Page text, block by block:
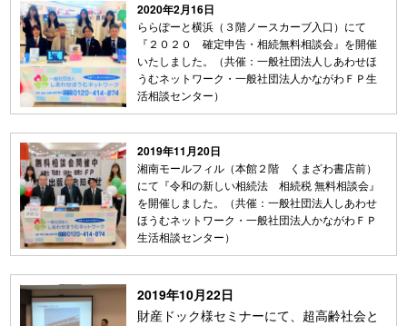
2020年2月16日
ららぽーと横浜（３階ノースカーブ入口）にて
『２０２０ 確定申告・相続無料相談会』を開催
いたしました。（共催：一般社団法人しあわせほ
うむネットワーク・一般社団法人かながわＦＰ生
活相談センター）
2019年11月20日
湘南モールフィル（本館２階 くまざわ書店前）
にて『令和の新しい相続法 相続税 無料相談会』
を開催しました。（共催：一般社団法人しあわせ
ほうむネットワーク・一般社団法人かながわＦＰ
生活相談センター）
2019年10月22日
財産ドック様セミナーにて、超高齢社会と